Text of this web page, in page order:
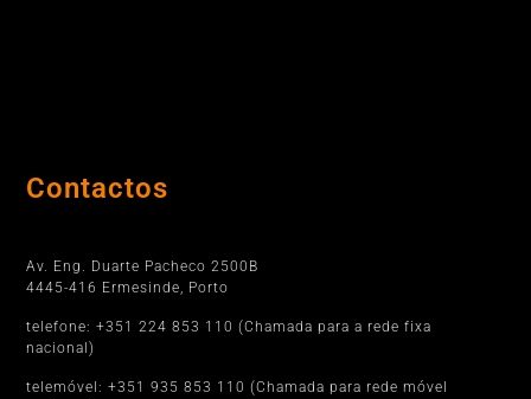
Contactos
Av. Eng. Duarte Pacheco 2500B
4445-416 Ermesinde, Porto
telefone: +351 224 853 110 (Chamada para a rede fixa
nacional)
telemóvel: +351 935 853 110 (Chamada para rede móvel